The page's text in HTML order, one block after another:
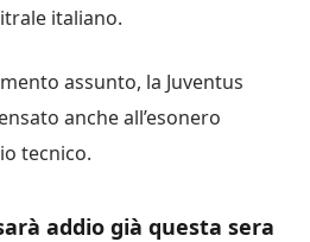
italiano.
assunto, la Juventus
anche all’esonero
tecnico.
addio già questa sera